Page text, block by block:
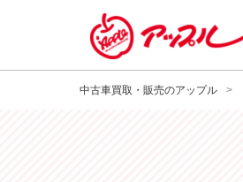
中古車買取・販売のアップル